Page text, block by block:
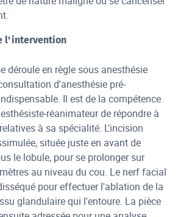
l'intervention
déroule en règle sous anesthésie
d'anesthésie pré-
Il est de la compétence
réanimateur de répondre à
à sa spécialité. L'incision
située juste en avant de
le lobule, pour se prolonger sur
au niveau du cou. Le nerf facial
pour effectuer l'ablation de la
glandulaire qui l'entoure. La pièce